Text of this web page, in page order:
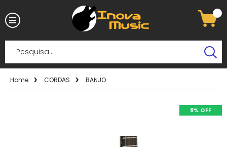
Home CORDAS BANJO
8% OFF